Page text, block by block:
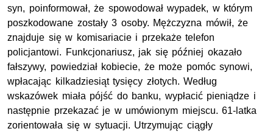
syn, poinformował, że spowodował wypadek, w którym
poszkodowane zostały 3 osoby. Mężczyzna mówił, że
znajduje się w komisariacie i przekaże telefon
policjantowi. Funkcjonariusz, jak się później okazało
fałszywy, powiedział kobiecie, że może pomóc synowi,
wpłacając kilkadziesiąt tysięcy złotych. Według
wskazówek miała pójść do banku, wypłacić pieniądze i
następnie przekazać je w umówionym miejscu. 61-latka
zorientowała się w sytuacji. Utrzymując ciągły